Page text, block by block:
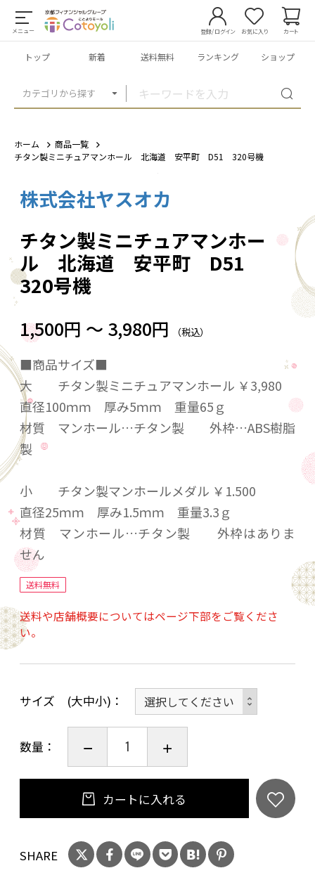
メニュー
カテゴリから探す
登録/ログイン お気に入り カート
トップ 新着 送料無料 ランキング ショップ
ホーム
商品一覧
チタン製ミニチュアマンホール 北海道 安平町 D51 320号機
株式会社ヤスオカ
チタン製ミニチュアマンホー
ル 北海道 安平町 D51
320号機
1,500円 ～ 3,980円 （税込）
■商品サイズ■
大 チタン製ミニチュアマンホール ￥3,980
直径100ｍｍ 厚み5ｍｍ 重量65ｇ
材質 マンホール…チタン製 外枠…ABS樹脂
製
小 チタン製マンホールメダル ￥1.500
直径25ｍｍ 厚み1.5ｍｍ 重量3.3ｇ
材質 マンホール…チタン製 外枠はありま
せん
送料無料
送料や店舗概要についてはページ下部をご覧くださ
い。
サイズ (大中小)
数量：
カートに入れる
SHARE